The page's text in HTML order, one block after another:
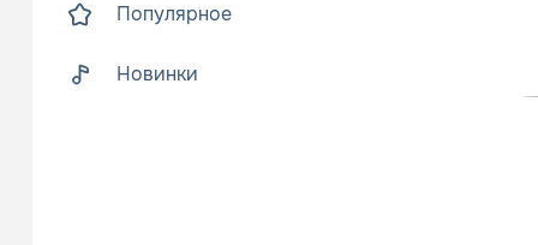
Популярное
Новинки